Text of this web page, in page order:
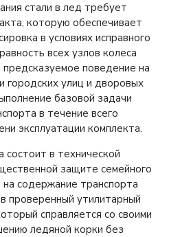
стали в лед требует
которую обеспечивает
в условиях исправного
всех узлов колеса
поведение на
улиц и дворовых
базовой задачи
в течение всего
эксплуатации комплекта.
в технической
защите семейного
содержание транспорта
проверенный утилитарный
справляется со своими
ледяной корки без